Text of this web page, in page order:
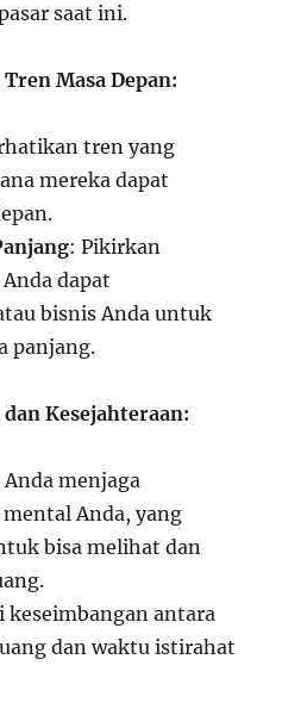
saat ini.
Masa Depan:
tren yang
mereka dapat
: Pikirkan
dapat
bisnis Anda untuk
panjang.
Kesejahteraan:
menjaga
Anda, yang
bisa melihat dan
keseimbangan antara
dan waktu istirahat